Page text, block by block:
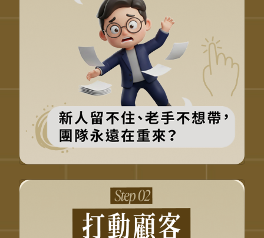
從 SOP 升級為「情緒有
感」的服務體驗